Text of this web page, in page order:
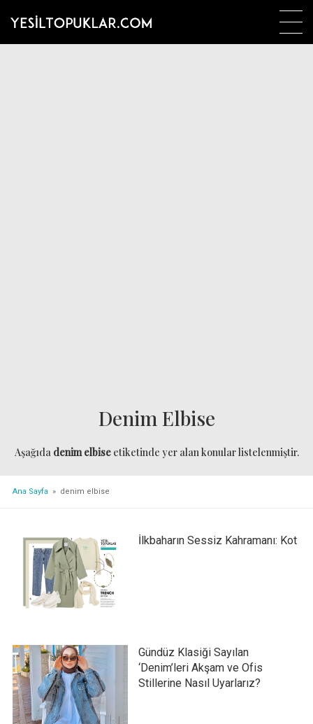
Denim Elbise
Aşağıda denim elbiseetiketinde yer alan konular listelenmiştir.
Ana Sayfa » denim elbise
İlkbaharın Sessiz Kahramanı: Kot
Gündüz Klasiği Sayılan
‘Denim’leri Akşam ve Ofis
Stillerine Nasıl Uyarlarız?